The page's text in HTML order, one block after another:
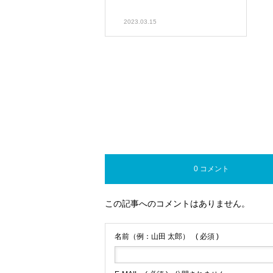
2023.03.15
0 コメント
この記事へのコメントはありません。
名前（例：山田 太郎） ( 必須 )